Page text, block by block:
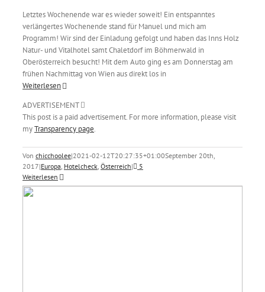
Letztes Wochenende war es wieder soweit! Ein entspanntes
verlängertes Wochenende stand für Manuel und mich am
Programm! Wir sind der Einladung gefolgt und haben das Inns Holz
Natur- und Vitalhotel samt Chaletdorf im Böhmerwald in
Oberösterreich besucht! Mit dem Auto ging es am Donnerstag am
frühen Nachmittag von Wien aus direkt los in
Weiterlesen
ADVERTISEMENT
This post is a paid advertisement. For more information, please visit
myTransparency page.
Von chicchoolee|2021-02-12T20:27:35+01:00September 20th,
2017|Europa, Hotelcheck, Österreich|
5
Weiterlesen